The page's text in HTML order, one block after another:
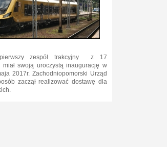
zespół trakcyjny z 17
miał swoją uroczystą inaugurację w
2017r. Zachodniopomorski Urząd
zaczął realizować dostawę dla